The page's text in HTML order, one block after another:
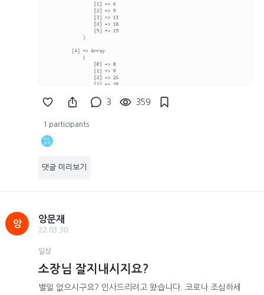
3 359
1 participants
댓글 미리보기
앙
앙문재
22.03.30
일상
소장님 잘지내시지요?
별일 없으시구요? 인사드리려고 왔습니다. 코로나 조심하세